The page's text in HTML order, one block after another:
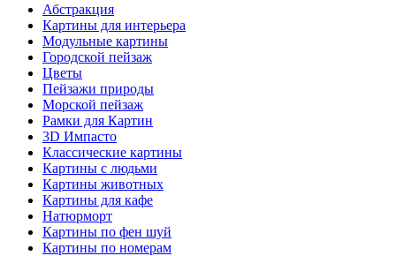
Абстракция
Картины для интерьера
Модульные картины
Городской пейзаж
Цветы
Пейзажи природы
Морской пейзаж
Рамки для Картин
3D Импасто
Классические картины
Картины с людьми
Картины животных
Картины для кафе
Натюрморт
Картины по фен шуй
Картины по номерам